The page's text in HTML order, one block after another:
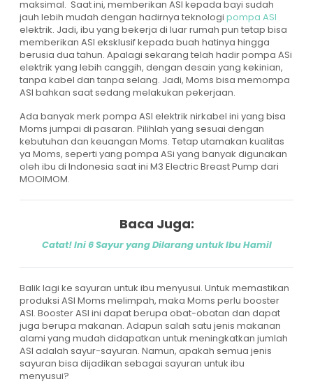
maksimal. Saat ini, memberikan ASI kepada bayi sudah
jauh lebih mudah dengan hadirnya teknologi pompa ASI
elektrik. Jadi, ibu yang bekerja di luar rumah pun tetap bisa
memberikan ASI eksklusif kepada buah hatinya hingga
berusia dua tahun. Apalagi sekarang telah hadir pompa ASi
elektrik yang lebih canggih, dengan desain yang kekinian,
tanpa kabel dan tanpa selang. Jadi, Moms bisa memompa
ASI bahkan saat sedang melakukan pekerjaan.
Ada banyak merk pompa ASI elektrik nirkabel ini yang bisa
Moms jumpai di pasaran. Pilihlah yang sesuai dengan
kebutuhan dan keuangan Moms. Tetap utamakan kualitas
ya Moms, seperti yang pompa ASi yang banyak digunakan
oleh ibu di Indonesia saat ini M3 Electric Breast Pump dari
MOOIMOM.
Baca Juga:
Catat! Ini 6 Sayur yang Dilarang untuk Ibu Hamil
Balik lagi ke sayuran untuk ibu menyusui. Untuk memastikan
produksi ASI Moms melimpah, maka Moms perlu booster
ASI. Booster ASI ini dapat berupa obat-obatan dan dapat
juga berupa makanan. Adapun salah satu jenis makanan
alami yang mudah didapatkan untuk meningkatkan jumlah
ASI adalah sayur-sayuran. Namun, apakah semua jenis
sayuran bisa dijadikan sebagai sayuran untuk ibu
menyusui?